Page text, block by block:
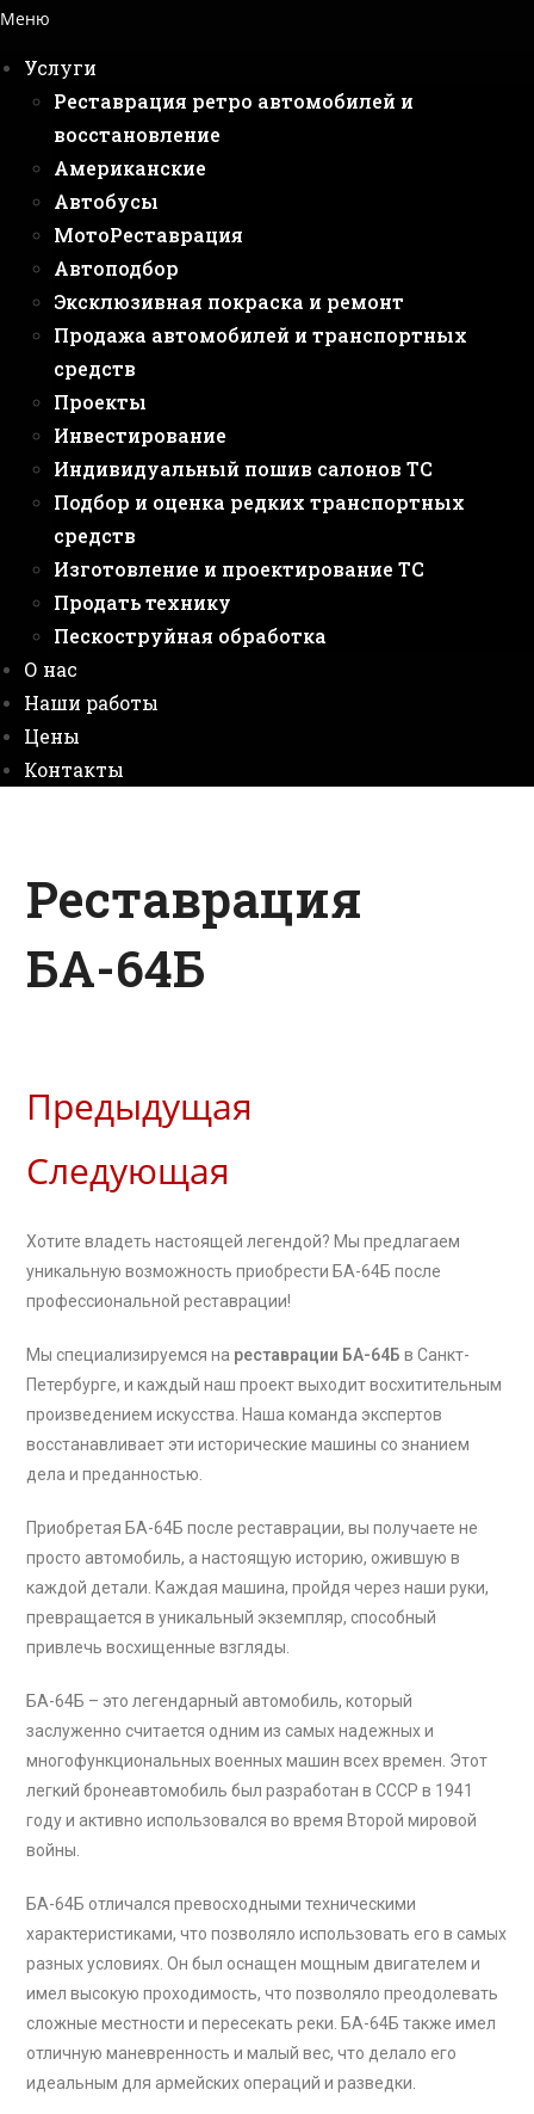
Меню
Услуги
Реставрация ретро автомобилей и
восстановление
Американские
Автобусы
МотоРеставрация
Автоподбор
Эксклюзивная покраска и ремонт
Продажа автомобилей и транспортных
средств
Проекты
Инвестирование
Индивидуальный пошив салонов ТС
Подбор и оценка редких транспортных
средств
Изготовление и проектирование ТС
Продать технику
Пескоструйная обработка
О нас
Наши работы
Цены
Контакты
Реставрация
БА-64Б
Предыдущая
Следующая
Хотите владеть настоящей легендой? Мы предлагаем
уникальную возможность приобрести БА-64Б после
профессиональной реставрации!
Мы специализируемся на реставрации БА-64Бв Санкт-
Петербурге, и каждый наш проект выходит восхитительным
произведением искусства. Наша команда экспертов
восстанавливает эти исторические машины со знанием
дела и преданностью.
Приобретая БА-64Б после реставрации, вы получаете не
просто автомобиль, а настоящую историю, ожившую в
каждой детали. Каждая машина, пройдя через наши руки,
превращается в уникальный экземпляр, способный
привлечь восхищенные взгляды.
БА-64Б – это легендарный автомобиль, который
заслуженно считается одним из самых надежных и
многофункциональных военных машин всех времен. Этот
легкий бронеавтомобиль был разработан в СССР в 1941
году и активно использовался во время Второй мировой
войны.
БА-64Б отличался превосходными техническими
характеристиками, что позволяло использовать его в самых
разных условиях. Он был оснащен мощным двигателем и
имел высокую проходимость, что позволяло преодолевать
сложные местности и пересекать реки. БА-64Б также имел
отличную маневренность и малый вес, что делало его
идеальным для армейских операций и разведки.